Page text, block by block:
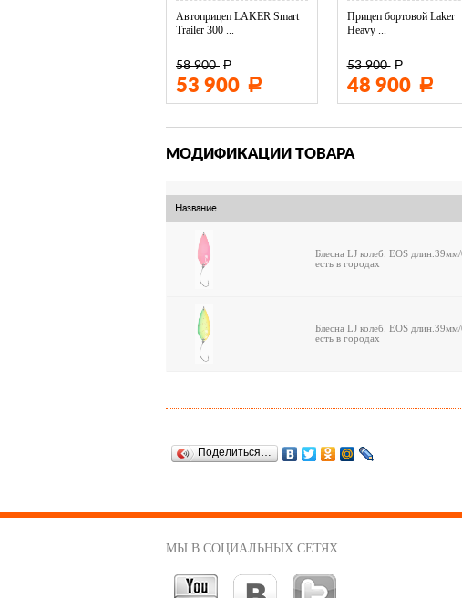
Автоприцеп LAKER Smart
Trailer 300 ...
58 900 Р
53 900 Р
Прицеп бортовой Laker
Heavy ...
53 900 Р
48 900 Р
МОДИФИКАЦИИ ТОВАРА
Название
Блесна LJ колеб. EOS
есть в городах
Блесна LJ колеб. EOS
есть в городах
Поделиться…
МЫ В СОЦИАЛЬНЫХ СЕТЯХ